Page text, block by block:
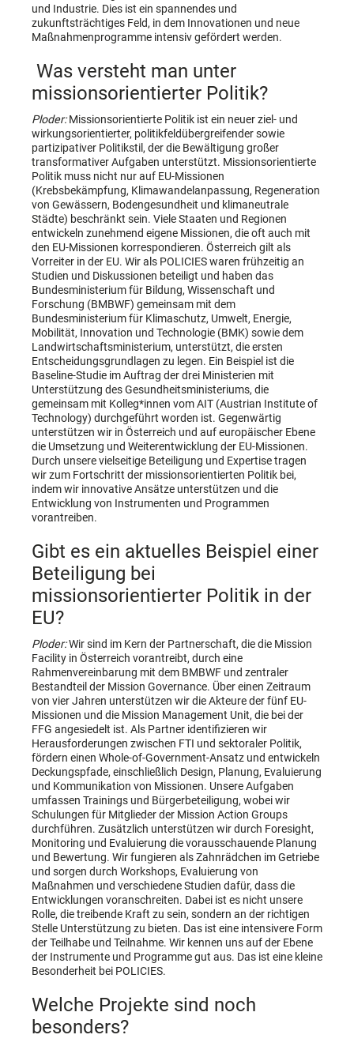
und Industrie. Dies ist ein spannendes und
zukunftsträchtiges Feld, in dem Innovationen und neue
Maßnahmenprogramme intensiv gefördert werden.
Was versteht man unter
missionsorientierter Politik?
Ploder:Missionsorientierte Politik ist ein neuer ziel- und
wirkungsorientierter, politikfeldübergreifender sowie
partizipativer Politikstil, der die Bewältigung großer
transformativer Aufgaben unterstützt. Missionsorientierte
Politik muss nicht nur auf EU-Missionen
(Krebsbekämpfung, Klimawandelanpassung, Regeneration
von Gewässern, Bodengesundheit und klimaneutrale
Städte) beschränkt sein. Viele Staaten und Regionen
entwickeln zunehmend eigene Missionen, die oft auch mit
den EU-Missionen korrespondieren. Österreich gilt als
Vorreiter in der EU. Wir als POLICIES waren frühzeitig an
Studien und Diskussionen beteiligt und haben das
Bundesministerium für Bildung, Wissenschaft und
Forschung (BMBWF) gemeinsam mit dem
Bundesministerium für Klimaschutz, Umwelt, Energie,
Mobilität, Innovation und Technologie (BMK) sowie dem
Landwirtschaftsministerium, unterstützt, die ersten
Entscheidungsgrundlagen zu legen. Ein Beispiel ist die
Baseline-Studie im Auftrag der drei Ministerien mit
Unterstützung des Gesundheitsministeriums, die
gemeinsam mit Kolleg*innen vom AIT (Austrian Institute of
Technology) durchgeführt worden ist. Gegenwärtig
unterstützen wir in Österreich und auf europäischer Ebene
die Umsetzung und Weiterentwicklung der EU-Missionen.
Durch unsere vielseitige Beteiligung und Expertise tragen
wir zum Fortschritt der missionsorientierten Politik bei,
indem wir innovative Ansätze unterstützen und die
Entwicklung von Instrumenten und Programmen
vorantreiben.
Gibt es ein aktuelles Beispiel einer
Beteiligung bei
missionsorientierter Politik in der
EU?
Ploder:Wir sind im Kern der Partnerschaft, die die Mission
Facility in Österreich vorantreibt, durch eine
Rahmenvereinbarung mit dem BMBWF und zentraler
Bestandteil der Mission Governance. Über einen Zeitraum
von vier Jahren unterstützen wir die Akteure der fünf EU-
Missionen und die Mission Management Unit, die bei der
FFG angesiedelt ist. Als Partner identifizieren wir
Herausforderungen zwischen FTI und sektoraler Politik,
fördern einen Whole-of-Government-Ansatz und entwickeln
Deckungspfade, einschließlich Design, Planung, Evaluierung
und Kommunikation von Missionen. Unsere Aufgaben
umfassen Trainings und Bürgerbeteiligung, wobei wir
Schulungen für Mitglieder der Mission Action Groups
durchführen. Zusätzlich unterstützen wir durch Foresight,
Monitoring und Evaluierung die vorausschauende Planung
und Bewertung. Wir fungieren als Zahnrädchen im Getriebe
und sorgen durch Workshops, Evaluierung von
Maßnahmen und verschiedene Studien dafür, dass die
Entwicklungen voranschreiten. Dabei ist es nicht unsere
Rolle, die treibende Kraft zu sein, sondern an der richtigen
Stelle Unterstützung zu bieten. Das ist eine intensivere Form
der Teilhabe und Teilnahme. Wir kennen uns auf der Ebene
der Instrumente und Programme gut aus. Das ist eine kleine
Besonderheit bei POLICIES.
Welche Projekte sind noch
besonders?